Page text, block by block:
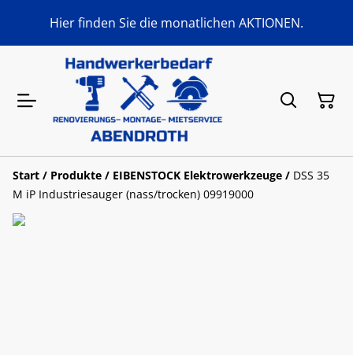
Hier finden Sie die monatlichen AKTIONEN.
Start / Produkte / EIBENSTOCK Elektrowerkzeuge / DSS 35
M iP Industriesauger (nass/trocken) 09919000